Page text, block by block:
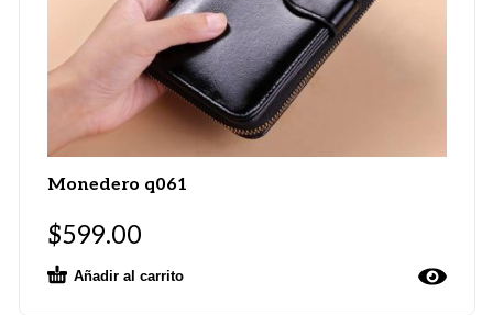
Monedero q061
$599.00
Añadir al carrito